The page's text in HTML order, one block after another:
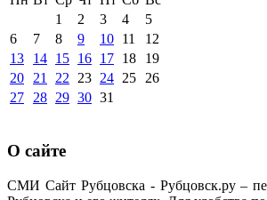
1
2 3 4
5
6
7 8 9 10 11
12
13
14 15 16 17 18
19
20
21 22 23 24 25
26
27
28 29 30 31
О сайте
СМИ Сайт Рубцовска - Рубцовск.ру –